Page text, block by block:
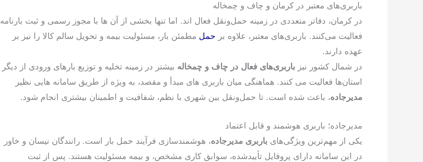
باربری‌های معتبر در کرمان و چاف و چمخاله
در کرمان، دفاتر متعددی در زمینه حمل‌ونقل فعال اند. اما تنها بخشی از آن ها با مجوز رسمی و ثبت بارنامه
فعالیت می‌کنند. باربری‌های معتبر، علاوه بر حمل مطمئن بار، مسئولیت بیمه و تحویل سالم کالا را نیز بر
عهده دارند.
در شمال کشور نیز باربری‌های فعال در چاف و چمخاله بیشتر در زمینه تخلیه و توزیع بارهای ورودی از دیگر
استان‌ها فعالیت می کنند. هماهنگی میان باربری های مبدأ و مقصد، به ویژه از طریق سامانه هایی نظیر
مدیرجاده، باعث شده است. تا حمل‌ونقل بین شهری با نظم، شفافیت و اطمینان بیشتری انجام شود.
مدیرجاده؛ باربری هوشمند و قابل اعتماد
یکی از مهم‌ترین ویژگی‌های باربری مدیرجاده، هوشمندسازی فرآیند حمل بار است. رانندگان نیسان و خاور
در این سامانه دارای پروفایل تأییدشده، سوابق کاری مشخص، و بیمه مسئولیت هستند. پس از ثبت